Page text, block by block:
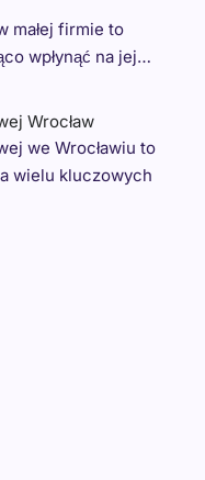
małej firmie to
wpłynąć na jej…
Wrocław
we Wrocławiu to
wielu kluczowych